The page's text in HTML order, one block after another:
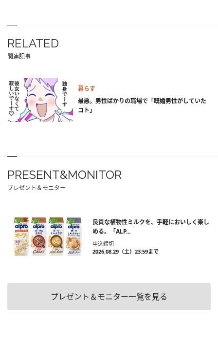
RELATED
関連記事
暮らす
最悪。男性ばかりの職場で「既婚男性がしていた
コト」
PRESENT&MONITOR
プレゼント＆モニター
良質な植物性ミルクを、手軽においしく楽し
める。「ALP...
申込締切
2026.08.29（土）23:59まで
プレゼント＆モニター一覧を見る